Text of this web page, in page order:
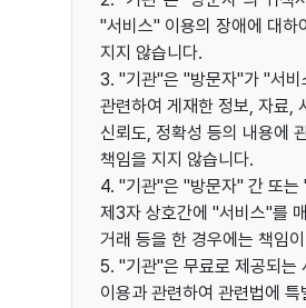
"서비스" 이용의 장애에 대하
지지 않습니다.
3. "기관"은 "방문자"가 "서비
관련하여 게재한 정보, 자료,
신뢰도, 정확성 등의 내용에
책임을 지지 않습니다.
4. "기관"은 "방문자" 간 또는
제3자 상호간에 "서비스"를
거래 등을 한 경우에는 책임
5. "기관"은 무료로 제공되는
이용과 관련하여 관련법에 특